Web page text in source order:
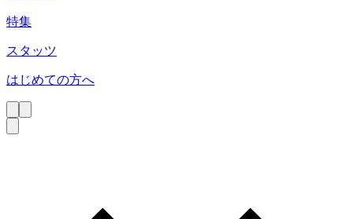
特集
スタッツ
はじめての方へ